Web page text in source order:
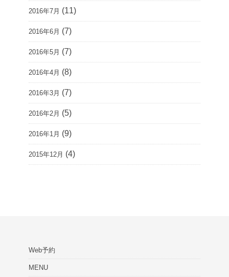
2016年7月 (11)
2016年6月 (7)
2016年5月 (7)
2016年4月 (8)
2016年3月 (7)
2016年2月 (5)
2016年1月 (9)
2015年12月 (4)
Web予約
MENU